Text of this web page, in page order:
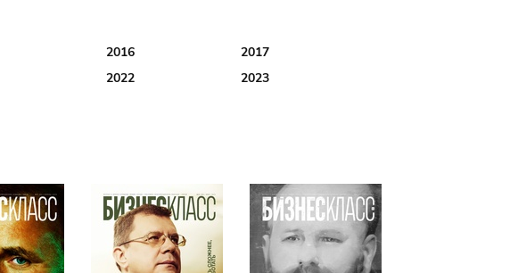
2016
2017
2022
2023